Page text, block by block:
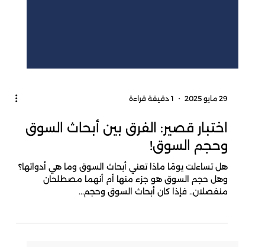
29 مايو 2025 1 دقيقة قراءة
اختبار قصير: الفرق بين أبحاث السوق
وحجم السوق!
هل تساءلت يومًا ماذا تعني أبحاث السوق وما هي أدواتها؟